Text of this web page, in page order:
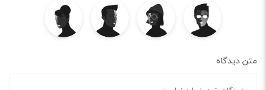
متن دیدگاه